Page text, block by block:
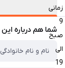
زمانی
9
صبح
الی
19
شما هم درباره این